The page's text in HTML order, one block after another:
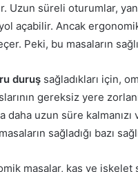
Uzun süreli oturumlar,
açabilir. Ancak
Peki, bu masaların
duruş sağladıkları için,
gereksiz yere
daha uzun süre
sağladığı bazı
masalar, kas ve